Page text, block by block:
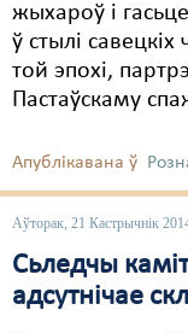
жыхароў і
ў стылі
той эпохі,
Пастаўскаму
Апублікавана ў
Аўторак, 21 Кастрычнік
Сьледчы
адсутнічае